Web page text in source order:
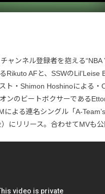
ャンネル登録者を抱える“NBA
Rikuto AFと、SSWのLilʼLeise
ト・Shimon Hoshinoによる・
ンのビートボクサーである
による連名シングル「A-
にリリース。合わせてMVも公